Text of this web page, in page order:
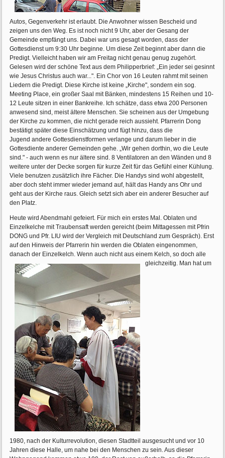
Autos, Gegenverkehr ist erlaubt. Die Anwohner wissen Bescheid und
zeigen uns den Weg. Es ist noch nicht 9 Uhr, aber der Gesang der
Gemeinde empfängt uns. Dabei war uns gesagt worden, dass der
Gottesdienst um 9:30 Uhr beginne. Um diese Zeit beginnt aber dann die
Predigt. Vielleicht haben wir am Freitag nicht genau genug zugehört.
Gelesen wird der schöne Text aus dem Philipperbrief: „Ein jeder sei gesinnt
wie Jesus Christus auch war...". Ein Chor von 16 Leuten rahmt mit seinen
Liedern die Predigt. Diese Kirche ist keine „Kirche", sondern ein sog.
Meeting Place, ein großer Saal mit Bänken, mindestens 15 Reihen und 10-
12 Leute sitzen in einer Bankreihe. Ich schätze, dass etwa 200 Personen
anwesend sind, meist ältere Menschen. Sie scheinen aus der Umgebung
der Kirche zu kommen, die nicht gerade reich aussieht. Pfarrerin Dong
bestätigt später diese Einschätzung und fügt hinzu, dass die
Jugend andere Gottesdienstformen verlange und darum lieber in die
Gottesdiente anderer Gemeinden gehe. „Wir gehen dorthin, wo die Leute
sind." - auch wenn es nur ältere sind. 8 Ventilatoren an den Wänden und 8
weitere unter der Decke sorgen für kurze Zeit für das Gefühl einer Kühlung.
Viele benutzen zusätzlich ihre Fächer. Die Handys sind wohl abgestellt,
aber doch steht immer wieder jemand auf, hält das Handy ans Ohr und
geht aus der Kirche raus. Gleich setzt sich aber ein anderer Besucher auf
den Platz.
Heute wird Abendmahl gefeiert. Für mich ein erstes Mal. Oblaten und
Einzelkelche mit Traubensaft werden gereicht (beim Mittagessen mit Pfrin
DONG und Pfr. LIU wird der Vergleich mit Deutschland zum Gespräch). Erst
auf den Hinweis der Pfarrerin hin werden die Oblaten eingenommen,
danach der Einzelkelch. Wenn auch nicht aus einem Kelch, so doch alle
gleichzeitig. Man hat um
1980, nach der Kulturrevolution, diesen Stadtteil ausgesucht und vor 10
Jahren diese Halle, um nahe bei den Menschen zu sein. Aus dieser